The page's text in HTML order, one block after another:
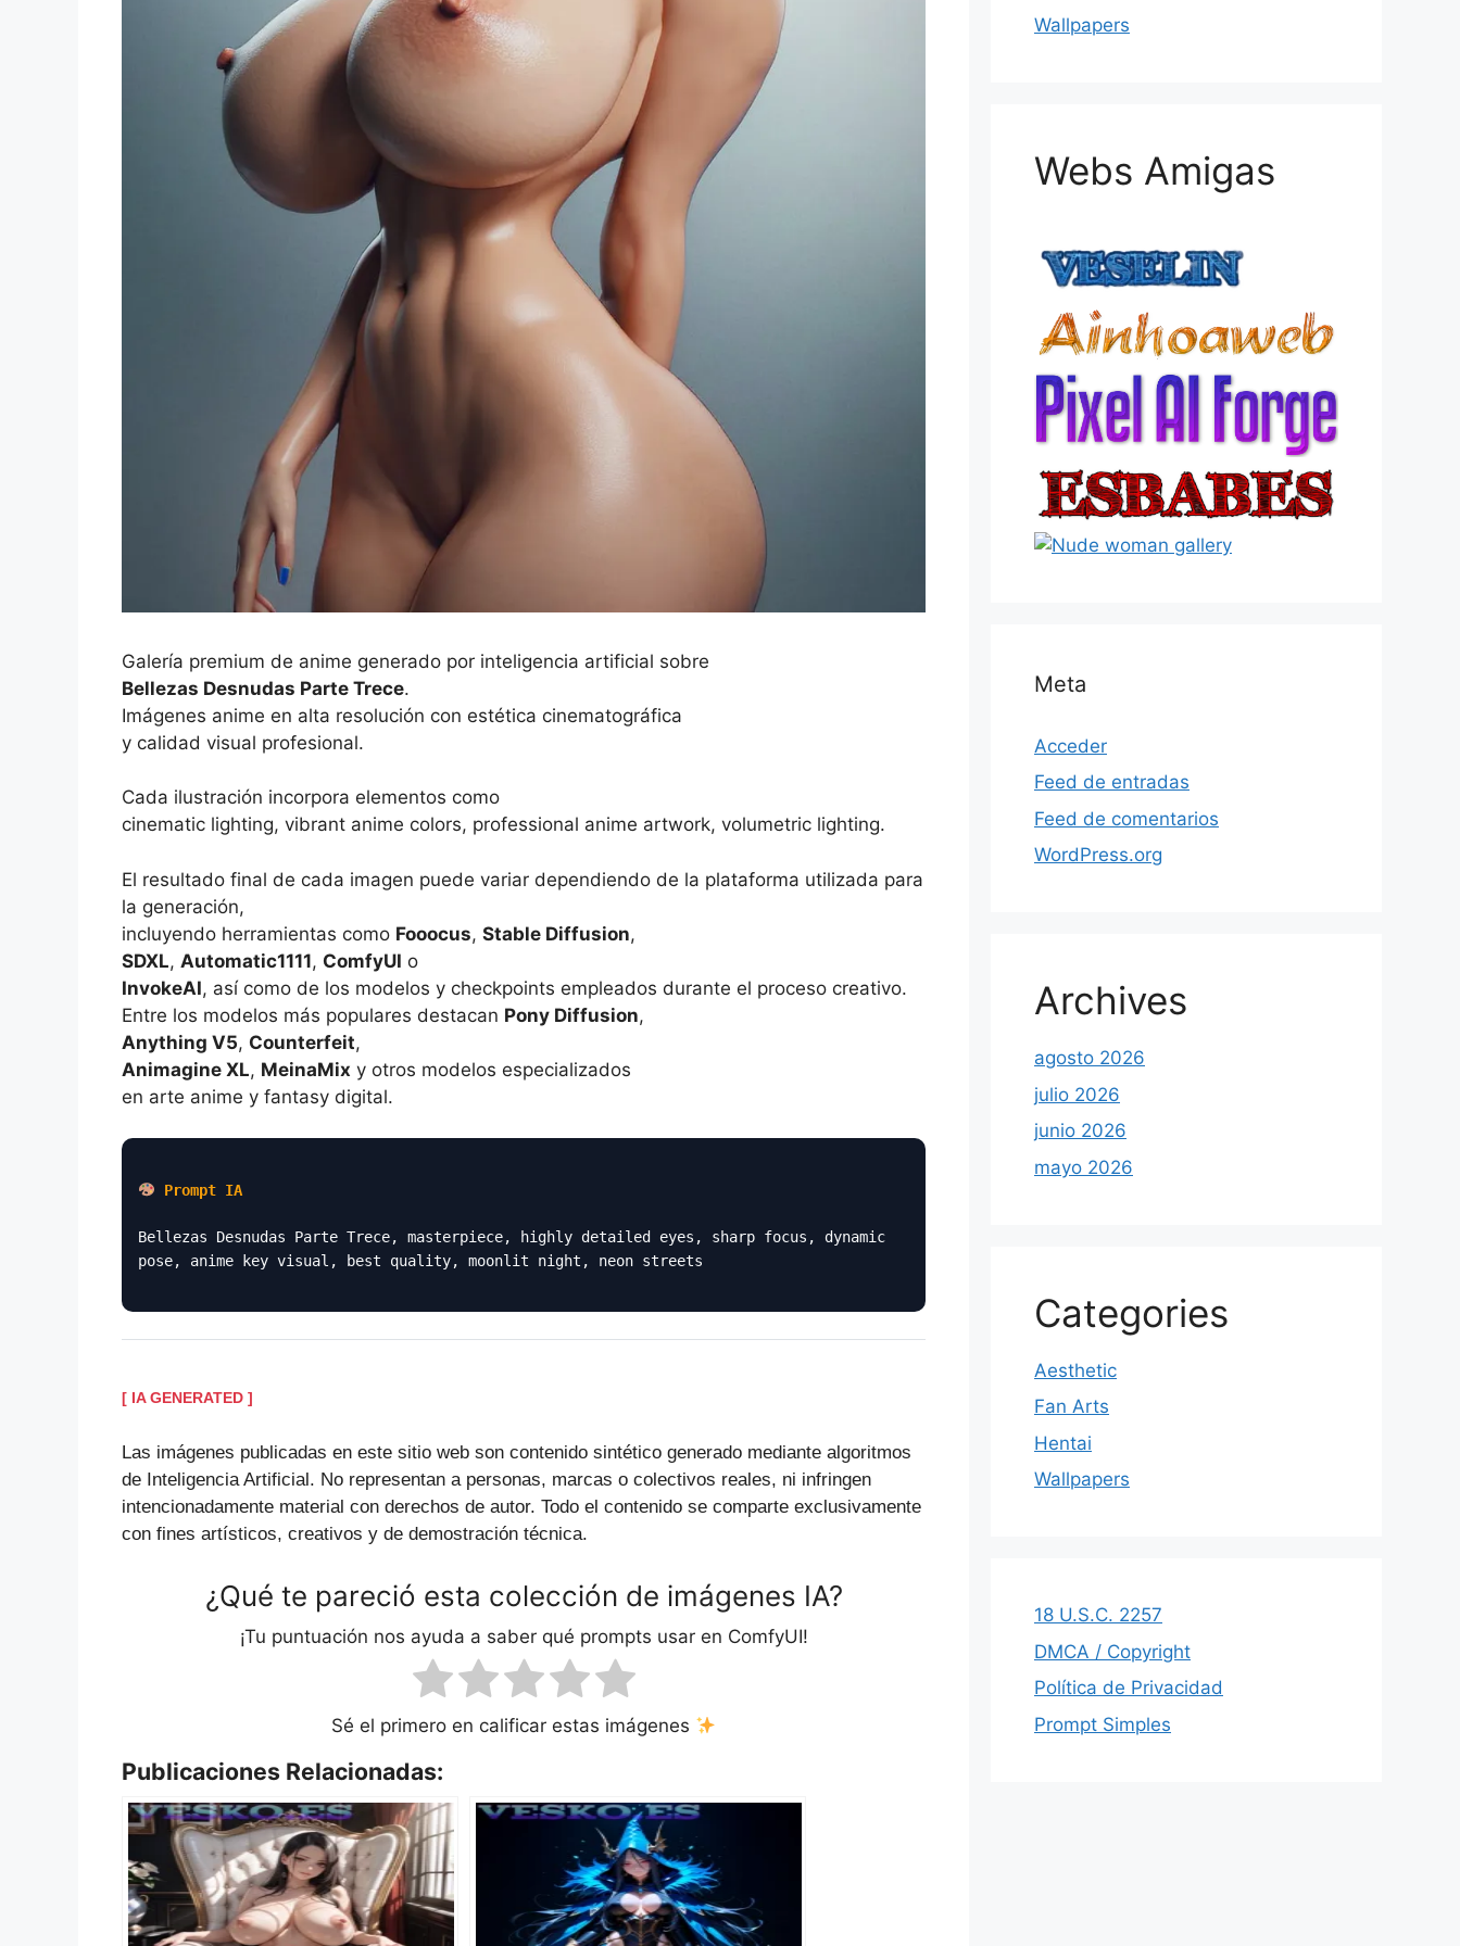
Galería premium de anime generado por inteligencia artificial sobre
Bellezas Desnudas Parte Trece.
Imágenes anime en alta resolución con estética cinematográfica
y calidad visual profesional.
Cada ilustración incorpora elementos como
cinematic lighting, vibrant anime colors, professional anime artwork, volumetric lighting.
El resultado final de cada imagen puede variar dependiendo de la plataforma utilizada para
la generación,
incluyendo herramientas como Fooocus, Stable Diffusion,
SDXL, Automatic1111, ComfyUI o
InvokeAI, así como de los modelos y checkpoints empleados durante el proceso creativo.
Entre los modelos más populares destacan Pony Diffusion,
Anything V5, Counterfeit,
Animagine XL, MeinaMix y otros modelos especializados
en arte anime y fantasy digital.
Prompt IA
Bellezas Desnudas Parte Trece, masterpiece, highly detailed eyes, sharp focus, dynamic
pose, anime key visual, best quality, moonlit night, neon streets
[ IA GENERATED ]
Las imágenes publicadas en este sitio web son contenido sintético generado mediante algoritmos
de Inteligencia Artificial. No representan a personas, marcas o colectivos reales, ni infringen
intencionadamente material con derechos de autor. Todo el contenido se comparte exclusivamente
con fines artísticos, creativos y de demostración técnica.
¿Qué te pareció esta colección de imágenes IA?
¡Tu puntuación nos ayuda a saber qué prompts usar en ComfyUI!
Sé el primero en calificar estas imágenes
Publicaciones Relacionadas:
Wallpapers
Webs Amigas
Meta
Acceder
Feed de entradas
Feed de comentarios
WordPress.org
Archives
agosto 2026
julio 2026
junio 2026
mayo 2026
Categories
Aesthetic
Fan Arts
Hentai
Wallpapers
18 U.S.C. 2257
DMCA / Copyright
Política de Privacidad
Prompt Simples